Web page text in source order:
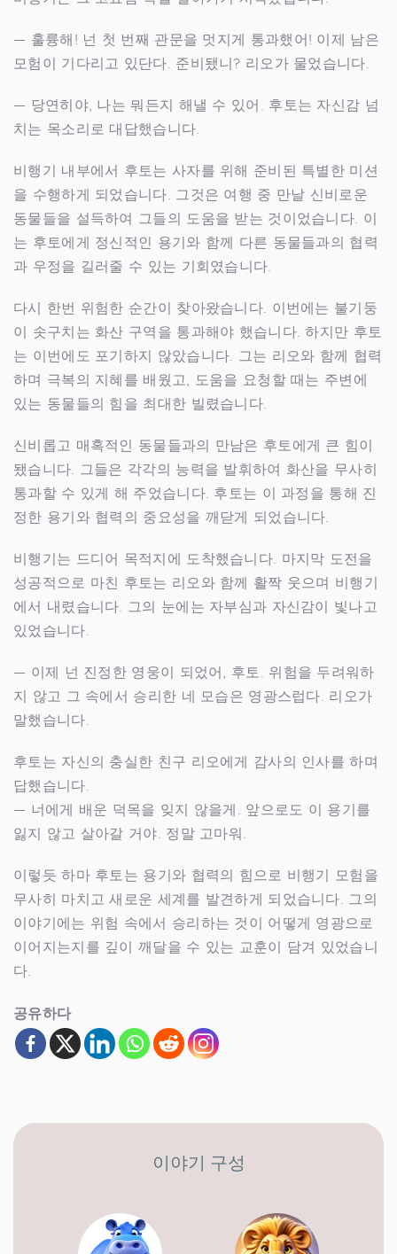
— 훌륭해! 넌 첫 번째 관문을 멋지게 통과했어! 이제 남은
모험이 기다리고 있단다. 준비됐니? 리오가 물었습니다.
— 당연히야, 나는 뭐든지 해낼 수 있어. 후토는 자신감 넘
치는 목소리로 대답했습니다.
비행기 내부에서 후토는 사자를 위해 준비된 특별한 미션
을 수행하게 되었습니다. 그것은 여행 중 만날 신비로운
동물들을 설득하여 그들의 도움을 받는 것이었습니다. 이
는 후토에게 정신적인 용기와 함께 다른 동물들과의 협력
과 우정을 길러줄 수 있는 기회였습니다.
다시 한번 위험한 순간이 찾아왔습니다. 이번에는 불기둥
이 솟구치는 화산 구역을 통과해야 했습니다. 하지만 후토
는 이번에도 포기하지 않았습니다. 그는 리오와 함께 협력
하며 극복의 지혜를 배웠고, 도움을 요청할 때는 주변에
있는 동물들의 힘을 최대한 빌렸습니다.
신비롭고 매혹적인 동물들과의 만남은 후토에게 큰 힘이
됐습니다. 그들은 각각의 능력을 발휘하여 화산을 무사히
통과할 수 있게 해 주었습니다. 후토는 이 과정을 통해 진
정한 용기와 협력의 중요성을 깨닫게 되었습니다.
비행기는 드디어 목적지에 도착했습니다. 마지막 도전을
성공적으로 마친 후토는 리오와 함께 활짝 웃으며 비행기
에서 내렸습니다. 그의 눈에는 자부심과 자신감이 빛나고
있었습니다.
— 이제 넌 진정한 영웅이 되었어, 후토. 위험을 두려워하
지 않고 그 속에서 승리한 네 모습은 영광스럽다. 리오가
말했습니다.
후토는 자신의 충실한 친구 리오에게 감사의 인사를 하며
답했습니다.
— 너에게 배운 덕목을 잊지 않을게. 앞으로도 이 용기를
잃지 않고 살아갈 거야. 정말 고마워.
이렇듯 하마 후토는 용기와 협력의 힘으로 비행기 모험을
무사히 마치고 새로운 세계를 발견하게 되었습니다. 그의
이야기에는 위험 속에서 승리하는 것이 어떻게 영광으로
이어지는지를 깊이 깨달을 수 있는 교훈이 담겨 있었습니
다.
공유하다
이야기 구성